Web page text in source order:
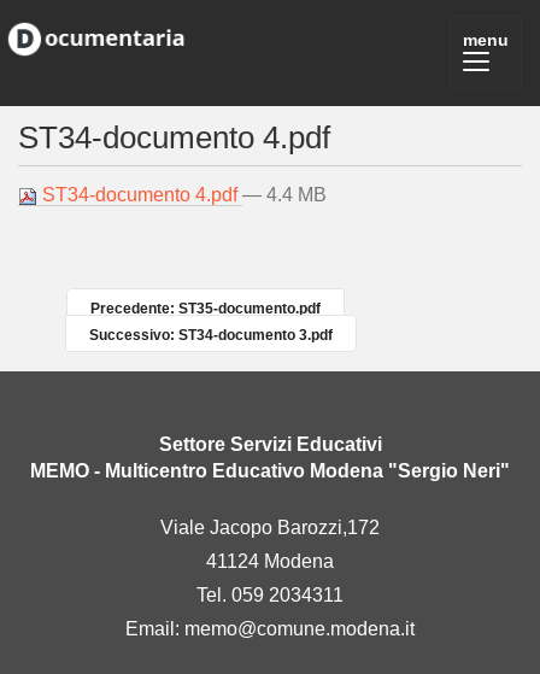
ST34-documento 4.pdf
ST34-documento 4.pdf— 4.4 MB
Precedente: ST35-documento.pdf
Successivo: ST34-documento 3.pdf
Settore Servizi Educativi
MEMO - Multicentro Educativo Modena "Sergio Neri"
Viale Jacopo Barozzi,172
41124 Modena
Tel. 059 2034311
Email: memo@comune.modena.it